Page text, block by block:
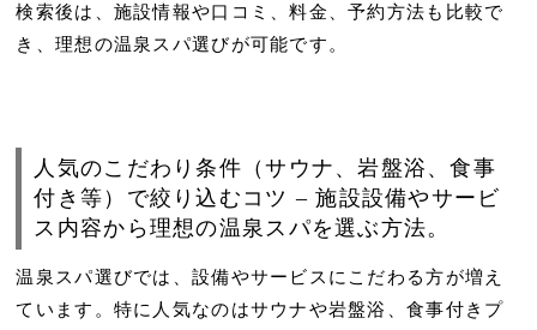
検索後は、施設情報や口コミ、料金、予約方法も比較で
き、理想の温泉スパ選びが可能です。
人気のこだわり条件（サウナ、岩盤浴、食事
付き等）で絞り込むコツ – 施設設備やサービ
ス内容から理想の温泉スパを選ぶ方法。
温泉スパ選びでは、設備やサービスにこだわる方が増え
ています。特に人気なのはサウナや岩盤浴 、食事付きプ